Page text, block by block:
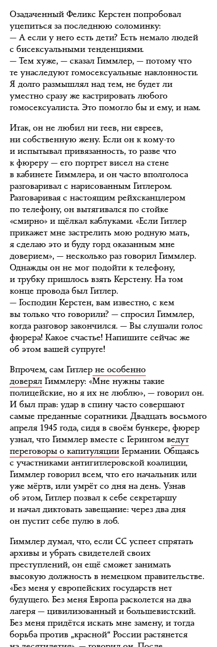
Озадаченный Феликс Керстен попробовал
уцепиться за последнюю соломинку:
— А если у него есть дети? Есть немало людей
с бисексуальными тенденциями.
— Тем хуже, — сказал Гиммлер, — потому что
те унаследуют гомосексуальные наклонности.
Я долго размышлял над тем, не будет ли
уместно сразу же кастрировать любого
гомосексуалиста. Это помогло бы и ему, и нам.
Итак, он не любил ни геев, ни евреев,
ни собственную жену. Если он к кому-то
и испытывал привязанность, то разве что
к фюреру — его портрет висел на стене
в кабинете Гиммлера, и он часто вполголоса
разговаривал с нарисованным Гитлером.
Разговаривая с настоящим рейхсканцлером
по телефону, он вытягивался по стойке
«смирно» и щёлкал каблуками. «Если Гитлер
прикажет мне застрелить мою родную мать,
я сделаю это и буду горд оказанным мне
доверием», — несколько раз говорил Гиммлер.
Однажды он не мог подойти к телефону,
и трубку пришлось взять Керстену. На том
конце провода был Гитлер.
— Господин Керстен, вам известно, с кем
вы только что говорили? — спросил Гиммлер,
когда разговор закончился. — Вы слушали голос
фюрера! Какое счастье! Напишите сейчас же
об этом вашей супруге!
Впрочем, сам Гитлер не особенно
доверял Гиммлеру: «Мне нужны такие
полицейские, но я их не люблю», — говорил он.
И был прав: удар в спину часто совершают
самые преданные соратники. Двадцать восьмого
апреля 1945 года, сидя в своём бункере, фюрер
узнал, что Гиммлер вместе с Герингом ведут
переговоры о капитуляции Германии. Общаясь
с участниками антигитлеровской коалиции,
Гиммлер говорил всем, что его начальник или
уже мёртв, или умрёт со дня на день. Узнав
об этом, Гитлер позвал к себе секретаршу
и начал диктовать завещание: через два дня
он пустит себе пулю в лоб.
Гиммлер думал, что, если СС успеет спрятать
архивы и убрать свидетелей своих
преступлений, он ещё сможет занимать
высокую должность в немецком правительстве.
«Без меня у европейских государств нет
будущего. Без меня Европа расколется на два
лагеря — цивилизованный и большевистский.
Без меня придётся искать мне замену, и тогда
борьба против „красной“ России растянется